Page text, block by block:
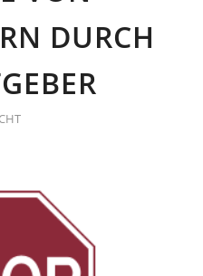
DURCH D